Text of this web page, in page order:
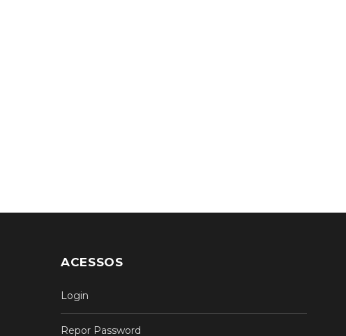
ACESSOS
Login
Repor Password